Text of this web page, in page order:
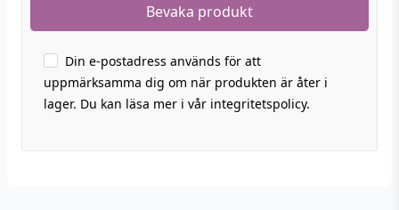
Din e-postadress används för att
uppmärksamma dig om när produkten är åter i
lager. Du kan läsa mer i vår integritetspolicy.